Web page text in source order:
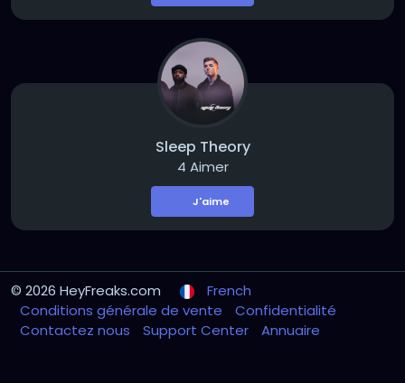
Sleep Theory
4 Aimer
J'aime
© 2026 HeyFreaks.com
French
Conditions générale de vente
Confidentialité
Contactez nous
Support Center Annuaire